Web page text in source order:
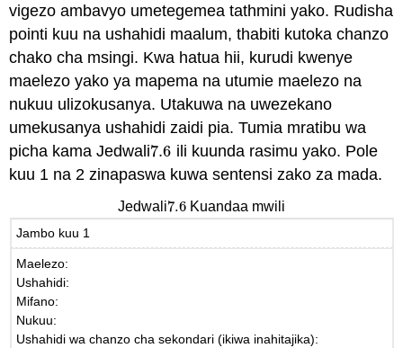
vigezo ambavyo umetegemea tathmini yako. Rudisha
pointi kuu na ushahidi maalum, thabiti kutoka chanzo
chako cha msingi. Kwa hatua hii, kurudi kwenye
maelezo yako ya mapema na utumie maelezo na
nukuu ulizokusanya. Utakuwa na uwezekano
umekusanya ushahidi zaidi pia. Tumia mratibu wa
picha kama Jedwali7.6
7.6 ili kuunda rasimu yako. Pole
kuu 1 na 2 zinapaswa kuwa sentensi zako za mada.
Jedwali7.6
7.6 Kuandaa mwili
Jambo kuu 1
Maelezo:
Ushahidi:
Mifano:
Nukuu:
Ushahidi wa chanzo cha sekondari (ikiwa inahitajika):